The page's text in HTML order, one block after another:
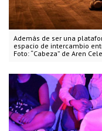
Además de ser una
espacio de intercambio
Foto: “Cabeza” de Aren